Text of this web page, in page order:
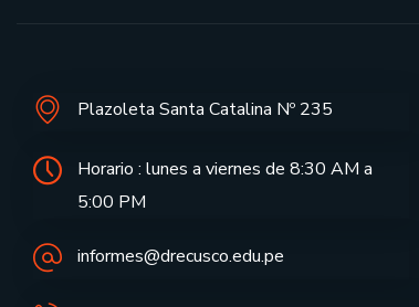
Plazoleta Santa Catalina Nº 235
Horario : lunes a viernes de 8:30 AM a
5:00 PM
informes@drecusco.edu.pe